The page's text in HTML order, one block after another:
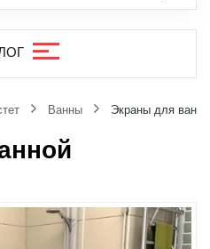
Ванны Экраны для